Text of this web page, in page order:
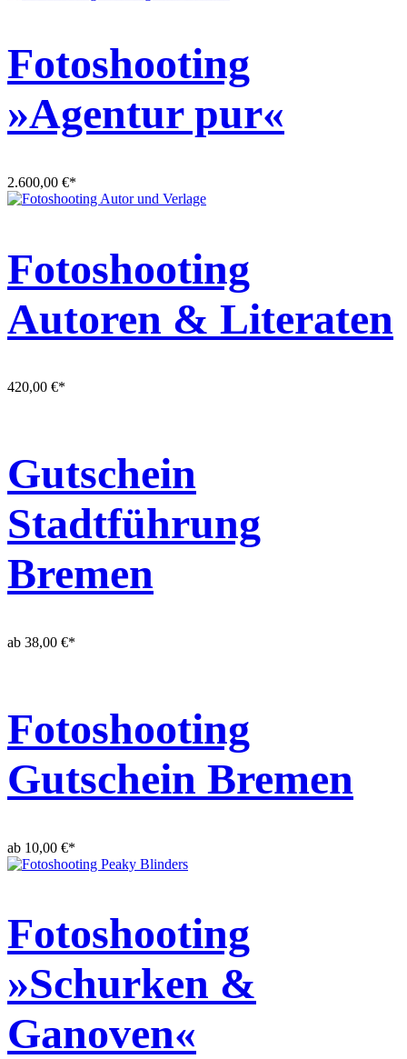
Fotoshooting
»Agentur pur«
2.600,00 €*
Fotoshooting
Autoren & Literaten
420,00 €*
Gutschein
Stadtführung
Bremen
ab 38,00 €*
Fotoshooting
Gutschein Bremen
ab 10,00 €*
Fotoshooting
»Schurken &
Ganoven«